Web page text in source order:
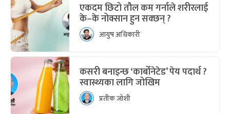
एकदम छिटो तौल कम गर्नाले शरीरलाई
के–के नोक्सान हुन सक्छन् ?
आयुष अधिकारी
कसरी बनाइन्छ ‘कार्बोनेटेड’ पेय पदार्थ ?
स्वास्थ्यका लागि जोखिम
प्रतीक जोशी